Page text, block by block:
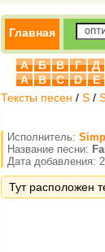
Главная
А Б В Г Д
A
B C D E
Тексты песен / S /
Исполнитель:
Название песни:
Дата добавления:
Тут расположен